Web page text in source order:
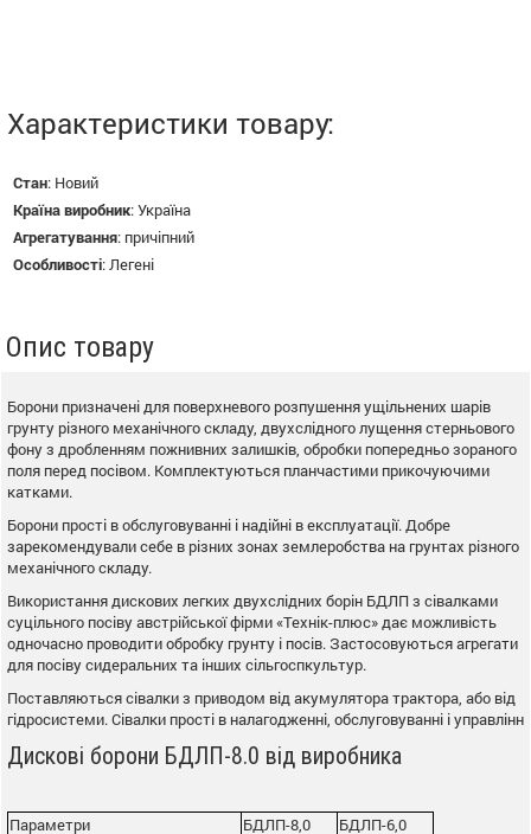
Характеристики товару:
Стан: Новий
Країна виробник:Україна
Агрегатування: причіпний
Особливості: Легені
Опис товару
Борони призначені для поверхневого розпушення ущільнених шарів
грунту різного механічного складу, двухслідного лущення стерньового
фону з дробленням пожнивних залишків, обробки попередньо зораного
поля перед посівом. Комплектуються планчастими прикочуючими
катками.
Борони прості в обслуговуванні і надійні в експлуатації. Добре
зарекомендували себе в різних зонах землеробства на грунтах різного
механічного складу.
Використання дискових легких двухслідних борін БДЛП з сівалками
суцільного посіву австрійської фірми «Технік-плюс» дає можливість
одночасно проводити обробку грунту і посів. Застосовуються агрегати
для посіву сидеральних та інших сільгоспкультур.
Поставляються сівалки з приводом від акумулятора трактора, або від
гідросистеми. Сівалки прості в налагодженні, обслуговуванні і управлінн
Дискові борони БДЛП-8.0 від виробника
Параметри БДЛП-8,0 БДЛП-6,0